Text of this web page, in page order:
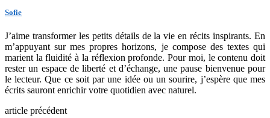
Sofie
J’aime transformer les petits détails de la vie en récits inspirants. En
m’appuyant sur mes propres horizons, je compose des textes qui
marient la fluidité à la réflexion profonde. Pour moi, le contenu doit
rester un espace de liberté et d’échange, une pause bienvenue pour
le lecteur. Que ce soit par une idée ou un sourire, j’espère que mes
écrits sauront enrichir votre quotidien avec naturel.
article précédent